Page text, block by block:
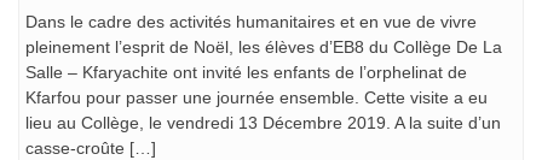
Dans le cadre des activités humanitaires et en vue de vivre
pleinement l’esprit de Noël, les élèves d’EB8 du Collège De La
Salle – Kfaryachite ont invité les enfants de l’orphelinat de
Kfarfou pour passer une journée ensemble. Cette visite a eu
lieu au Collège, le vendredi 13 Décembre 2019. A la suite d’un
casse-croûte […]